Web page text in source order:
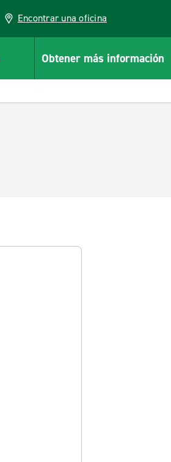
Encontrar una oficina
Obtener más información